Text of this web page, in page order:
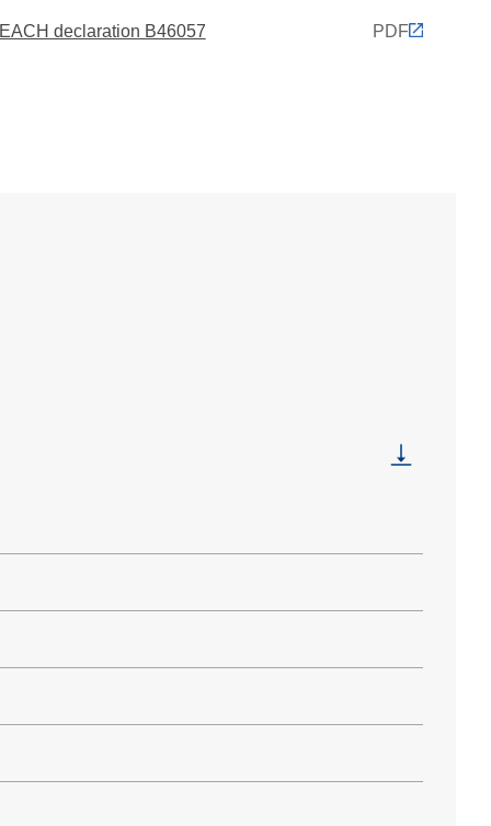
declaration B46057 PDF